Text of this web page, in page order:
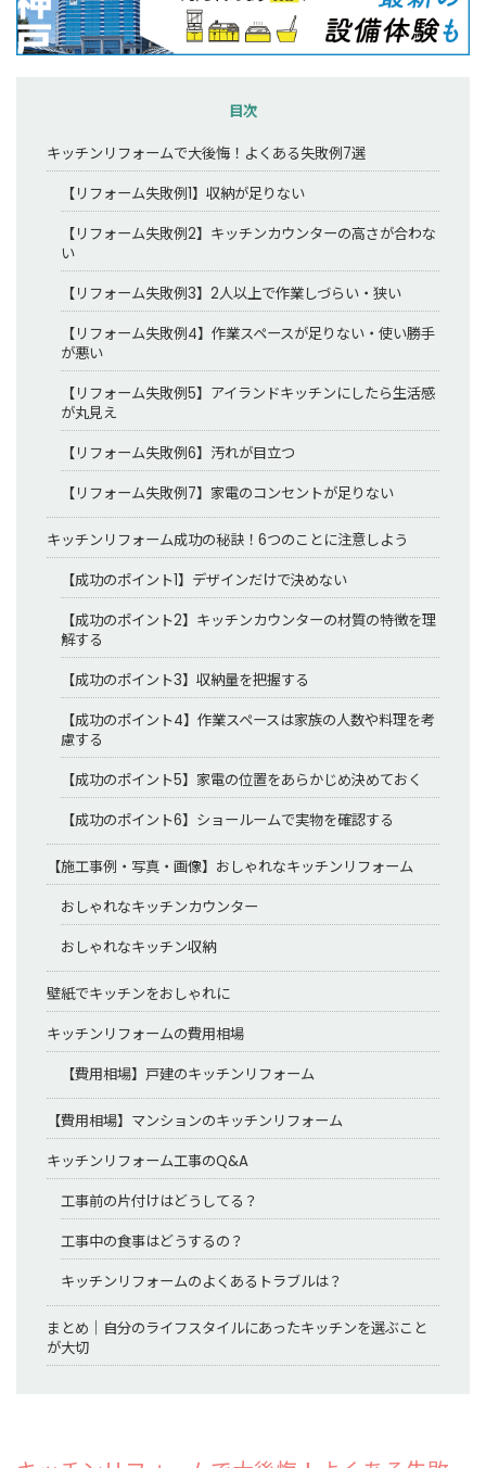
目次
キッチンリフォームで大後悔！よくある失敗例7選
【リフォーム失敗例1】収納が足りない
【リフォーム失敗例2】キッチンカウンターの高さが合わな
い
【リフォーム失敗例3】2人以上で作業しづらい・狭い
【リフォーム失敗例4】作業スペースが足りない・使い勝手
が悪い
【リフォーム失敗例5】アイランドキッチンにしたら生活感
が丸見え
【リフォーム失敗例6】汚れが目立つ
【リフォーム失敗例7】家電のコンセントが足りない
キッチンリフォーム成功の秘訣！6つのことに注意しよう
【成功のポイント1】デザインだけで決めない
【成功のポイント2】キッチンカウンターの材質の特徴を理
解する
【成功のポイント3】収納量を把握する
【成功のポイント4】作業スペースは家族の人数や料理を考
慮する
【成功のポイント5】家電の位置をあらかじめ決めておく
【成功のポイント6】ショールームで実物を確認する
【施工事例・写真・画像】おしゃれなキッチンリフォーム
おしゃれなキッチンカウンター
おしゃれなキッチン収納
壁紙でキッチンをおしゃれに
キッチンリフォームの費用相場
【費用相場】戸建のキッチンリフォーム
【費用相場】マンションのキッチンリフォーム
キッチンリフォーム工事のQ&A
工事前の片付けはどうしてる？
工事中の食事はどうするの？
キッチンリフォームのよくあるトラブルは？
まとめ｜自分のライフスタイルにあったキッチンを選ぶこと
が大切